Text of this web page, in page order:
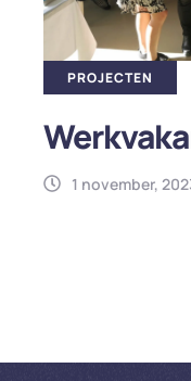
PROJECTEN
1 november,